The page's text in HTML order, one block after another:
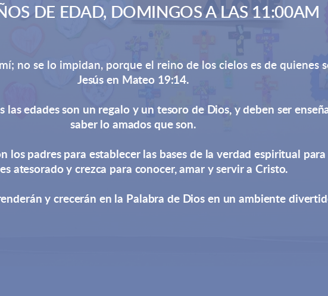
DE EDAD, DOMINGOS A LAS 11:00AM
no se lo impidan, porque el reino de los cielos es de quienes
Jesús en Mateo 19:14.
las edades son un regalo y un tesoro de Dios, y deben ser
saber lo amados que son.
los padres para establecer las bases de la verdad espiritual
atesorado y crezca para conocer, amar y servir a Cristo.
y crecerán en la Palabra de Dios en un ambiente